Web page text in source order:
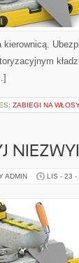
kierownicą.
ZABIEGI NA
ADMIN LIS - 23 -